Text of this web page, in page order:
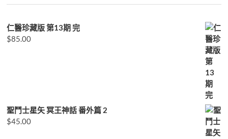
仁醫珍藏版 第13期 完
$85.00
聖鬥士星矢 冥王神話 番外篇 2
$45.00